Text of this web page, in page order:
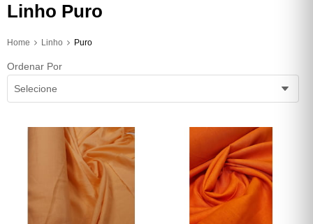
Linho Puro
Home Linho Puro
Ordenar Por
Selecione